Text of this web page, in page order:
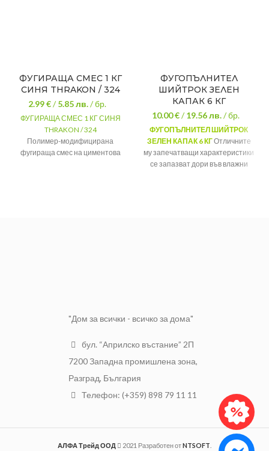
ФУГИРАЩА СМЕС 1 КГ
СИНЯ THRAKON / 324
2.99 €/5.85лв./ бр.
ФУГИРАЩА СМЕС 1 КГ СИНЯ
THRAKON / 324
Полимер-модифицирана
фугираща смес на циментова
ФУГОПЪЛНИТЕЛ
ШИЙТРОК ЗЕЛЕН
КАПАК 6 КГ
10.00 €/19.56лв./ бр.
ФУГОПЪЛНИТЕЛ ШИЙТРОК
ЗЕЛЕН КАПАК 6 КГОтличните
му запечатващи характеристики
се запазват дори във влажни
"Дом за всички - всичко за дома"
бул. “Априлско въстание” 2П
7200 Западна промишлена зона,
Разград, България
Телефон: (+359) 898 79 11 11
АЛФА Трейд ООД 2021 Разработен отNTSOFT